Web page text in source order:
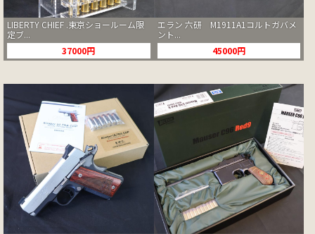
LIBERTY CHIEF .東京ショールーム限
定ブ...
37000円
エラン 六研 M1911A1コルトガバメ
ント...
45000円